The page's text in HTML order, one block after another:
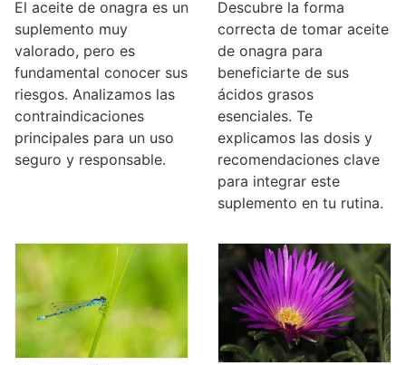
El aceite de onagra es un
suplemento muy
valorado, pero es
fundamental conocer sus
riesgos. Analizamos las
contraindicaciones
principales para un uso
seguro y responsable.
Descubre la forma
correcta de tomar aceite
de onagra para
beneficiarte de sus
ácidos grasos
esenciales. Te
explicamos las dosis y
recomendaciones clave
para integrar este
suplemento en tu rutina.